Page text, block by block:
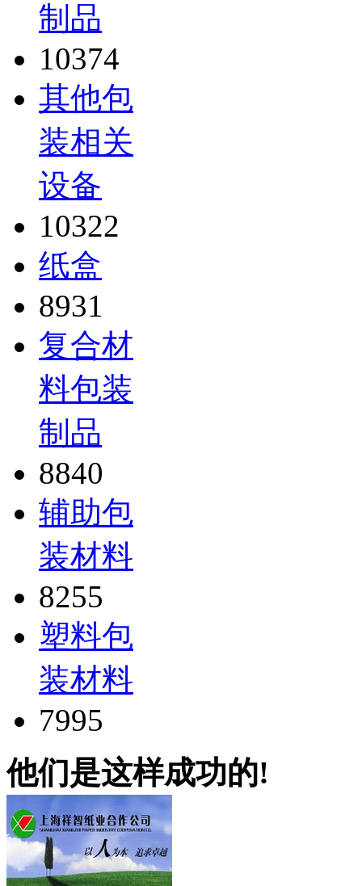
制品
10374
其他包
装相关
设备
10322
纸盒
8931
复合材
料包装
制品
8840
辅助包
装材料
8255
塑料包
装材料
7995
他们是这样成功的!